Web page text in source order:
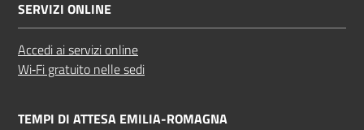
SERVIZI ONLINE
Accedi ai servizi online
Wi‑Fi gratuito nelle sedi
TEMPI DI ATTESA EMILIA-ROMAGNA